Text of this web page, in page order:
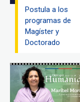
Postula a los
programas de
Magíster y
Doctorado